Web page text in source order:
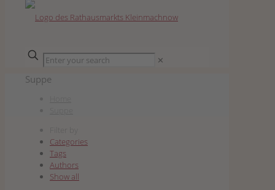
✕
Suppe
Categories
Tags
Authors
Show all